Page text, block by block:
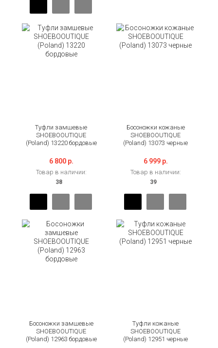
Туфли замшевые
SHOEBOOUTIQUE
(Poland) 13220 бордовые
6 800 р.
Товар в наличии:
Босоножки кожаные
SHOEBOOUTIQUE
(Poland) 13073 черные
6 999 р.
Товар в наличии:
Босоножки замшевые
SHOEBOOUTIQUE
(Poland) 12963 бордовые
Туфли кожаные
SHOEBOOUTIQUE
(Poland) 12951 черные